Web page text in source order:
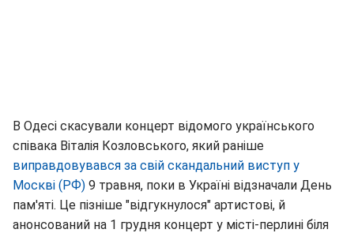
В Одесі скасували концерт відомого українського
співака Віталія Козловського, який раніше
виправдовувався за свій скандальний виступ у
Москві (РФ) 9 травня, поки в Україні відзначали День
пам'яті. Це пізніше "відгукнулося" артистові, й
анонсований на 1 грудня концерт у місті-перлині біля